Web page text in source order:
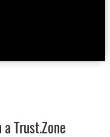
Trust.Zone